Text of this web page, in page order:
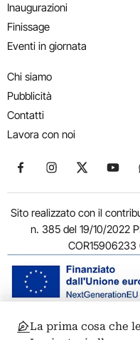
Inaugurazioni
Finissage
Eventi in giornata
Chi siamo
Pubblicità
Contatti
Lavora con noi
Seguici su Facebook
Seguici suSeguici su
Sito realizzato con il
n. 385 del 19/10/2022
© 2011-2026 ARTRIBUNE
La prima cosa che